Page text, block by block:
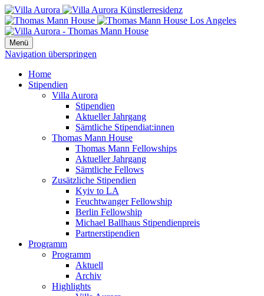
Menü
Navigation überspringen
Home
Stipendien
Villa Aurora
Stipendien
Aktueller Jahrgang
Sämtliche Stipendiat:innen
Thomas Mann House
Thomas Mann Fellowships
Aktueller Jahrgang
Sämtliche Fellows
Zusätzliche Stipendien
Kyiv to LA
Feuchtwanger Fellowship
Berlin Fellowship
Michael Ballhaus Stipendienpreis
Partnerstipendien
Programm
Programm
Aktuell
Archiv
Highlights